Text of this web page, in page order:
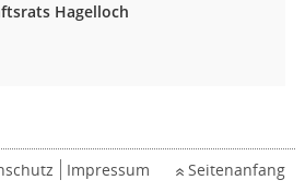
Hagelloch
Impressum Seitenanfang